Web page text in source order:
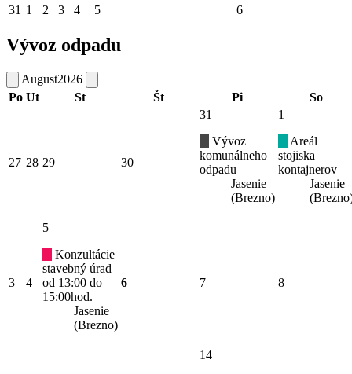
31 1 2 3 4 5 6
Vývoz odpadu
August2026
Po Ut St Št Pi So
27 28 29 30
31
Vývoz
komunálneho
odpadu
Jasenie
(Brezno)
1
Areál
stojiska
kontajnerov
Jasenie
3 4
5
Konzultácie
stavebný úrad
od 13:00 do
15:00hod.
Jasenie
(Brezno)
6 7 8
14